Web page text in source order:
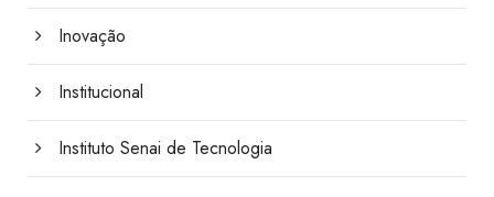
Inovação
Institucional
Instituto Senai de Tecnologia